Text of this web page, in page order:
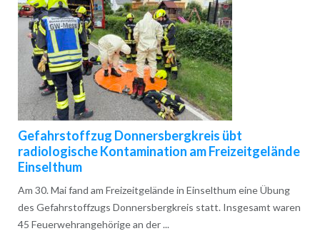
Gefahrstoffzug Donnersbergkreis übt
radiologische Kontamination am Freizeitgelände
Einselthum
Am 30. Mai fand am Freizeitgelände in Einselthum eine Übung
des Gefahrstoffzugs Donnersbergkreis statt. Insgesamt waren
45 Feuerwehrangehörige an der ...